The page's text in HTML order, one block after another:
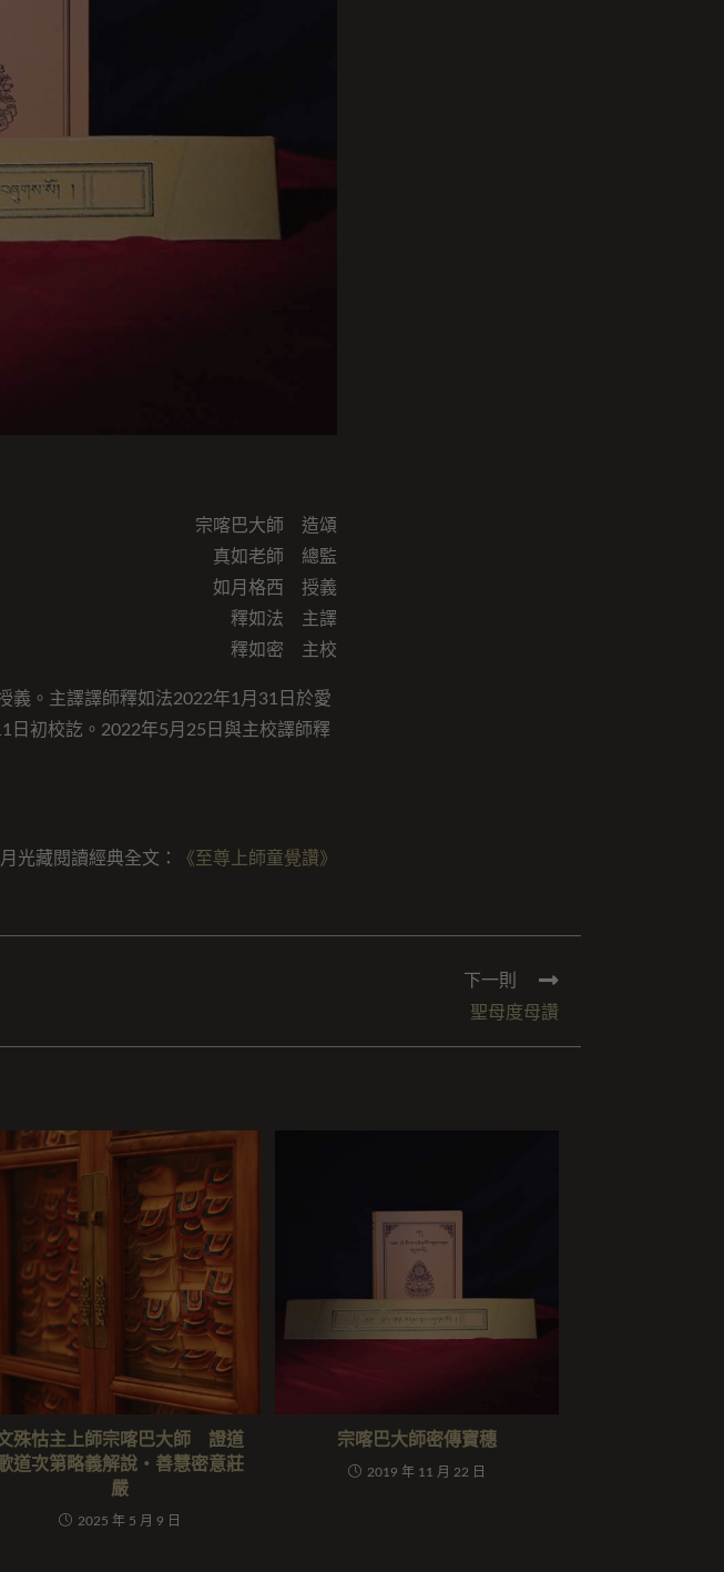
宗喀巴大師 造頌
真如老師 總監
如月格西 授義
釋如法 主譯
釋如密 主校
義。主譯譯師釋如法2022年1月31日於愛
日初校訖。2022年5月25日與主校譯師釋
光藏閱讀經典全文： 《至尊上師童覺讚》
下一則
聖母度母讚
殊怙主上師宗喀巴大師 證道
道次第略義解說‧善慧密意莊
嚴
2025 年 5 月 9 日
宗喀巴大師密傳寶穗
2019 年 11 月 22 日